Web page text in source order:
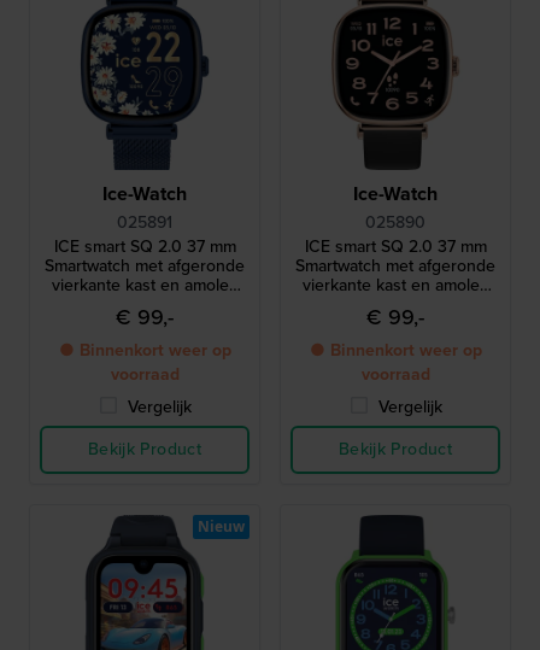
Ice-Watch
025891
ICE smart SQ 2.0 37 mm
Smartwatch met afgeronde
vierkante kast en amoled
touchscreen
€ 99,-
● Binnenkort weer op
voorraad
Vergelijk
Bekijk Product
Ice-Watch
025890
ICE smart SQ 2.0 37 mm
Smartwatch met afgeronde
vierkante kast en amoled
touchscreen
€ 99,-
● Binnenkort weer op
voorraad
Vergelijk
Bekijk Product
Nieuw